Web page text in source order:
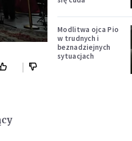
Modlitwa ojca Pio
w trudnych i
beznadziejnych
sytuacjach